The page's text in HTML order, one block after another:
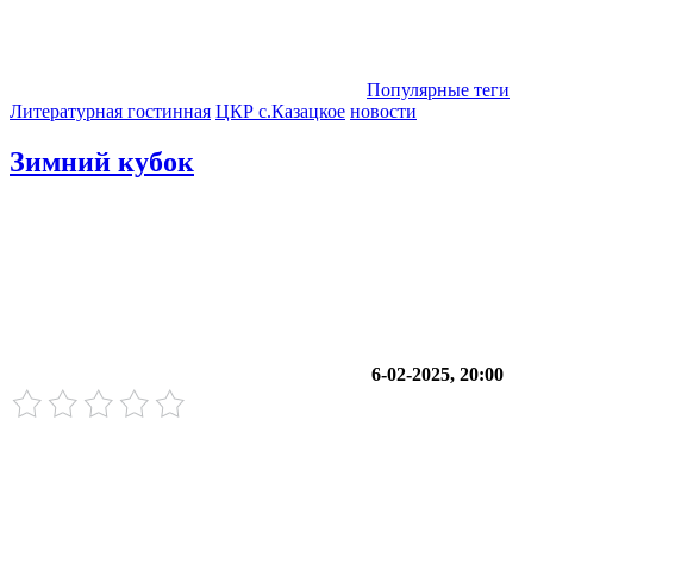
Популярные теги
Литературная гостинная ЦКР с.Казацкое новости
Зимний кубок
6-02-2025, 20:00